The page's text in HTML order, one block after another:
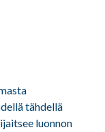
tähdellä
luonnon